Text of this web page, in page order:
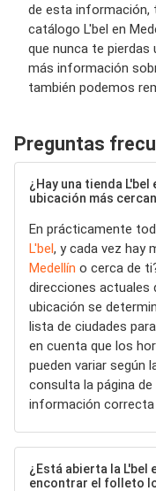
de esta información,
catálogo L'bel en
que nunca te pierdas
más información
también podemos
Preguntas
¿Hay una tienda L'bel
ubicación más
En prácticamente
L'bel, y cada vez hay
Medellín o cerca de
direcciones actuales
ubicación se
lista de ciudades
en cuenta que los
pueden variar según
consulta la página
información correcta
¿Está abierta la L'bel
encontrar el folleto